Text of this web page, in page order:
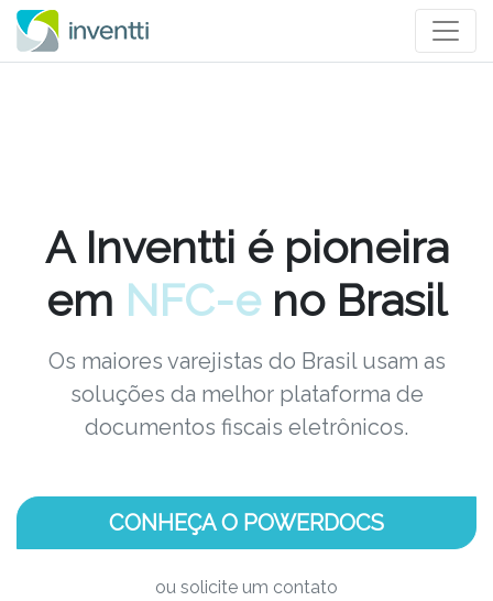
A Inventti é pioneira
em NFS-eno Brasil
Os maiores varejistas do Brasil usam as
soluções da melhor plataforma de
documentos fiscais eletrônicos.
CONHEÇA O POWERDOCS
ou solicite um contato